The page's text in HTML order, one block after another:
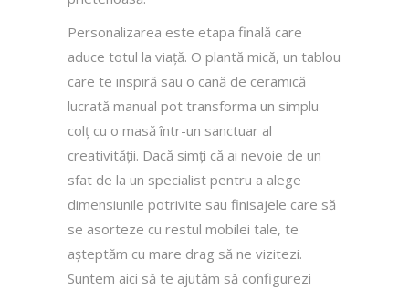
Personalizarea este etapa finală care
aduce totul la viață. O plantă mică, un tablou
care te inspiră sau o cană de ceramică
lucrată manual pot transforma un simplu
colț cu o masă într-un sanctuar al
creativității. Dacă simți că ai nevoie de un
sfat de la un specialist pentru a alege
dimensiunile potrivite sau finisajele care să
se asorteze cu restul mobilei tale, te
așteptăm cu mare drag să ne vizitezi.
Suntem aici să te ajutăm să configurezi